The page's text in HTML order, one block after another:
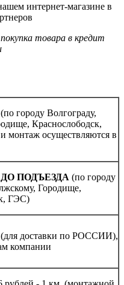
интернет-магазине в
товара в кредит
(по городу Волгограду,
Краснослободск,
монтаж осуществляются в
ПОДЪЕЗДА (по городу
Городище,
ГЭС)
(для доставки по РОССИИ),
компании